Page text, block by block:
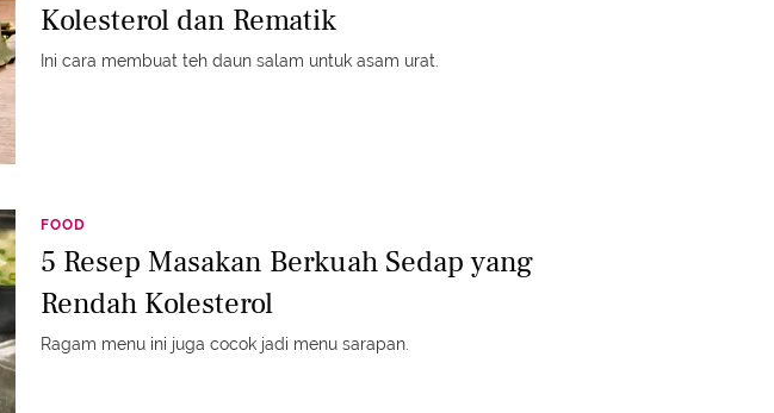
Kolesterol dan Rematik
Ini cara membuat teh daun salam untuk asam urat.
FOOD
5 Resep Masakan Berkuah Sedap yang
Rendah Kolesterol
Ragam menu ini juga cocok jadi menu sarapan.